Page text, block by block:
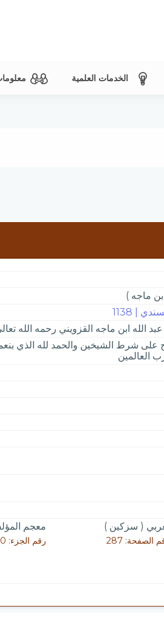
الخدمات العلمية
ماجه )
| 1138
ابن ماجه القزويني رحمه الله
على شرط الشيخين والحمد لله الذي
العالمين
( سزكين ) معجم
رقم الجزء: 10 / رقم الصفحة: 262